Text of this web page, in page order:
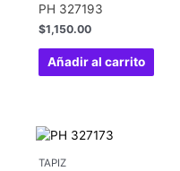
PH 327193
$1,150.00
Añadir al carrito
TAPIZ